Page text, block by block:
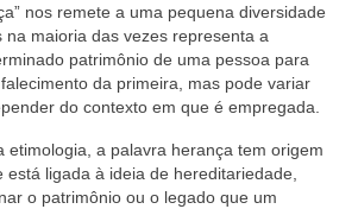
nos remete a uma pequena diversidade
na maioria das vezes representa a
patrimônio de uma pessoa para
da primeira, mas pode variar
do contexto em que é empregada.
etimologia, a palavra herança tem origem
e está ligada à ideia de hereditariedade,
o patrimônio ou o legado que um